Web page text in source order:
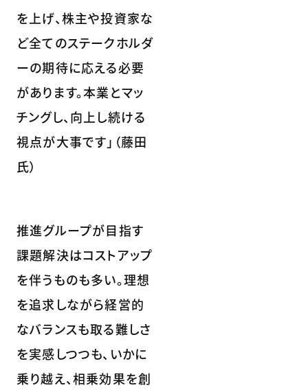
を上げ、株主や投資家な
ど全てのステークホルダ
ーの期待に応える必要
があります。本業とマッ
チングし、向上し続ける
視点が大事です」（藤田
氏）
推進グループが目指す
課題解決はコストアップ
を伴うものも多い。理想
を追求しながら経営的
なバランスも取る難しさ
を実感しつつも、いかに
乗り越え、相乗効果を創